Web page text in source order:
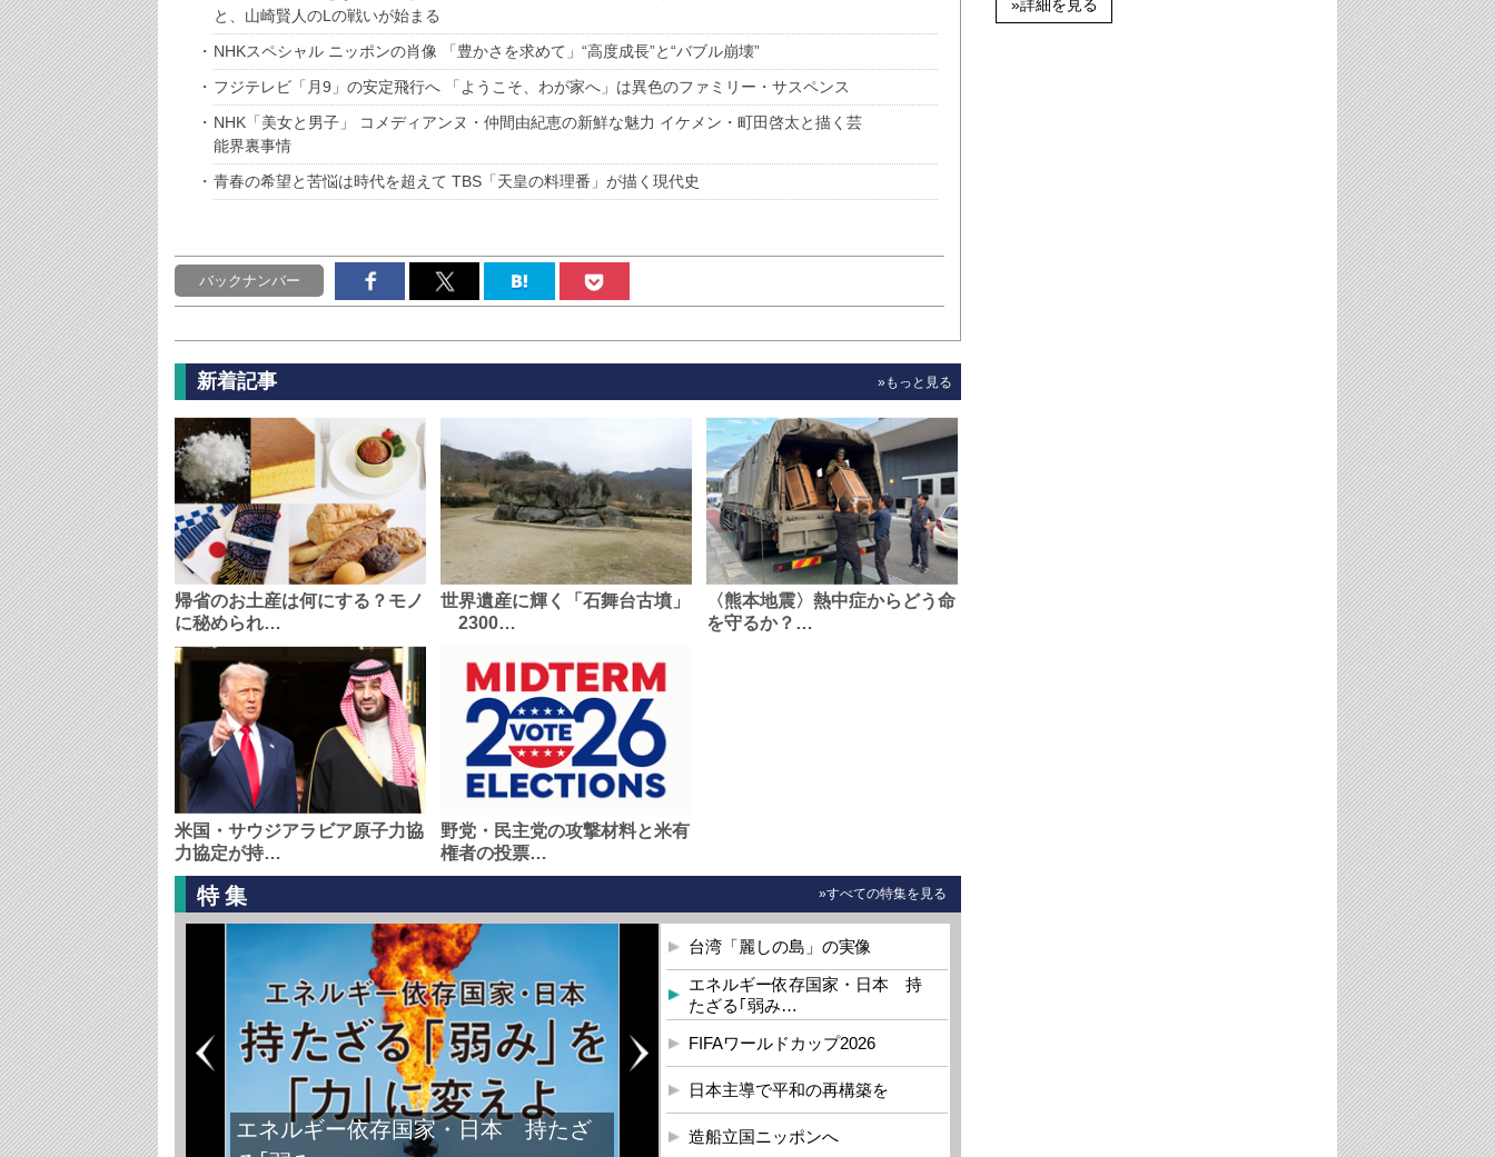
と、山崎賢人のLの戦いが始まる
NHKスペシャル ニッポンの肖像 「豊かさを求めて」“高度成長”と“バブル崩壊”
フジテレビ「月9」の安定飛行へ 「ようこそ、わが家へ」は異色のファミリー・サスペンス
NHK「美女と男子」 コメディアンヌ・仲間由紀恵の新鮮な魅力 イケメン・町田啓太と描く芸
能界裏事情
青春の希望と苦悩は時代を超えて TBS「天皇の料理番」が描く現代史
バックナンバー
新着記事 »もっと見る
帰省のお土産は何にする？モノ
に秘められ…
世界遺産に輝く「石舞台古墳」
2300…
〈熊本地震〉熱中症からどう命
を守るか？…
米国・サウジアラビア原子力協
力協定が持…
野党・民主党の攻撃材料と米有
権者の投票…
特集 »すべての特集を見る
FIFAワールドカップ2026
台湾「麗しの島」の実像
エネルギー依存国家・日本 持
たざる｢弱み…
FIFAワールドカップ2026
日本主導で平和の再構築を
造船立国ニッポンへ
»詳細を見る